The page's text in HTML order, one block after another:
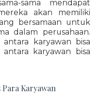
sama mendapat
akan memiliki
bersamaan untuk
dalam perusahaan.
karyawan bisa
karyawan bisa
Karyawan